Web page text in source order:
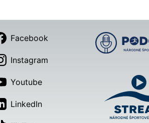
Facebook
Instagram
Youtube
LinkedIn